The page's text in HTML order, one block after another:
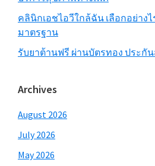
คลินิกเอชไอวีใกล้ฉัน เลือกอย่าง
มาตรฐาน
รับยาต้านฟรี ผ่านบัตรทอง ประกั
Archives
August 2026
July 2026
May 2026